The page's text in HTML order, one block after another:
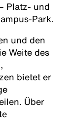
Platz- und
Park.
und den
Weite des
bietet er
Über